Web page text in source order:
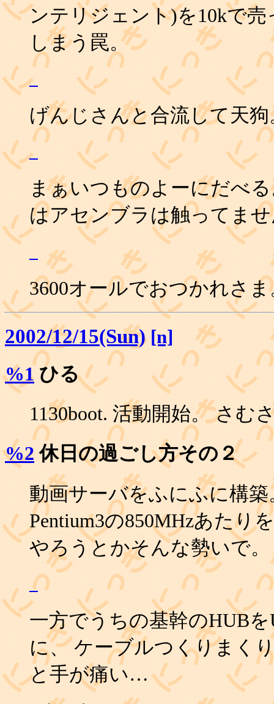
ンテリジェント)を10kで
しまう罠。
_
げんじさんと合流して天
_
まぁいつものよーにだべ
はアセンブラは触ってま
3600オールでおつかれさま
2002/12/15(Sun) [n]
%1 ひる
1130boot. 活動開始。 さむ
%2 休日の過ごし方その２
動画サーバをふにふに構
Pentium3の850MHzあたり
やろうとかそんな勢いで。
_
一方でうちの基幹のHUB
に、 ケーブルつくりま
と手が痛い…